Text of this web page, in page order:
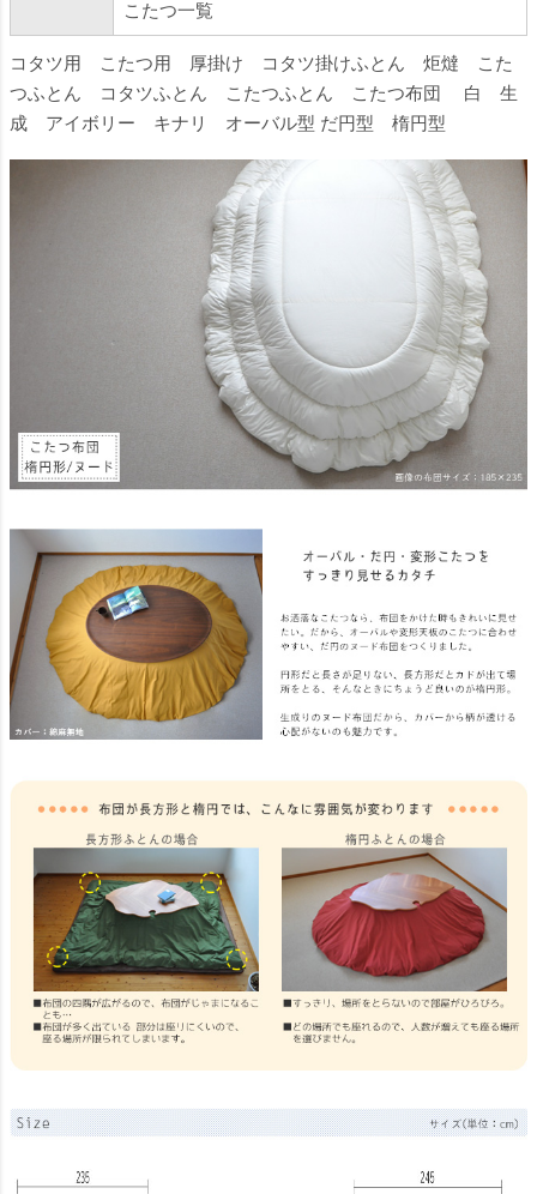
こたつ一覧
コタツ用 こたつ用 厚掛け コタツ掛けふとん 炬燵 こた
つふとん コタツふとん こたつふとん こたつ布団 白 生
成 アイボリー キナリ オーバル型 だ円型 楕円型